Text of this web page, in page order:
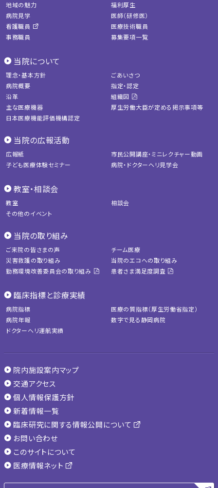
地域の魅力
福利厚生
病院見学
医師（研修医）
看護職員
医療技術職員
事務職員
募集要項一覧
当院について
理念・基本方針
ごあいさつ
病院概要
指定・認定
沿革
組織図
主な医療機器
厚生労働大臣が定める掲示事項等
日本医療機能評価機構認定
当院の広報活動
広報紙
市民公開講座・ミニレクチャー動画
子ども医療体験セミナー
病院・ドクターヘリ見学会
教室・相談会
教室
相談会
その他のイベント
当院の取り組み
ご来院の皆さまの声
チーム医療
災害救護の取り組み
当院のエコへの取り組み
勤務環境改善委員会の取り組み
患者さま満足度調査
臨床指標と診療実績
病院指標
医療の質指標（厚生労働省指定）
病院年報
数字で見る静岡病院
ドクターヘリ運航実績
院内施設案内マップ
交通アクセス
個人情報保護方針
新着情報一覧
臨床研究に関する情報公開について
お問い合わせ
このサイトについて
医療情報ネット